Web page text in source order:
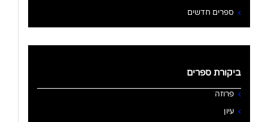
ספרים חדשים
ביקורת ספרים
פרוזה
עיון